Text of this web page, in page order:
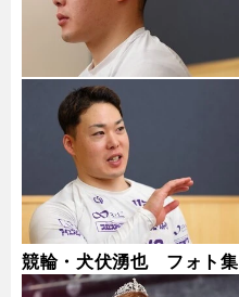
競輪・犬伏湧也 フォト集